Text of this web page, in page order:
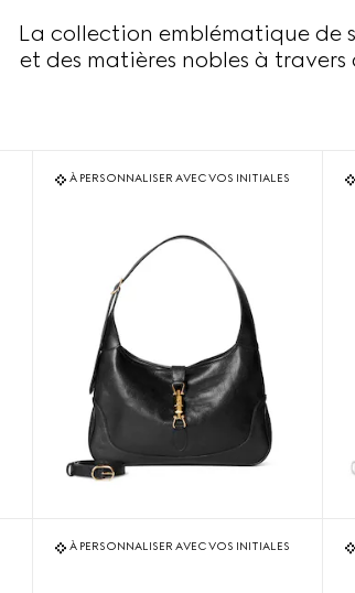
La collection emblématique de
et des matières nobles à
À PERSONNALISER AVEC VOS INITIALES
À PERSONNALISER AVEC VOS INITIALES